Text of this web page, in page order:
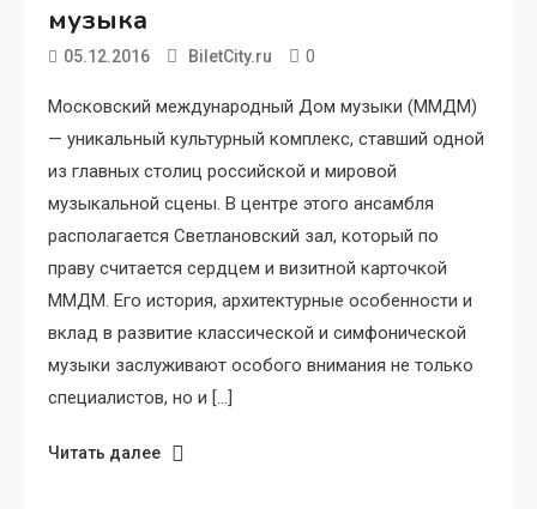
музыка
05.12.2016 BiletCity.ru 0
Московский международный Дом музыки (ММДМ)
— уникальный культурный комплекс, ставший одной
из главных столиц российской и мировой
музыкальной сцены. В центре этого ансамбля
располагается Светлановский зал, который по
праву считается сердцем и визитной карточкой
ММДМ. Его история, архитектурные особенности и
вклад в развитие классической и симфонической
музыки заслуживают особого внимания не только
специалистов, но и […]
Читать далее